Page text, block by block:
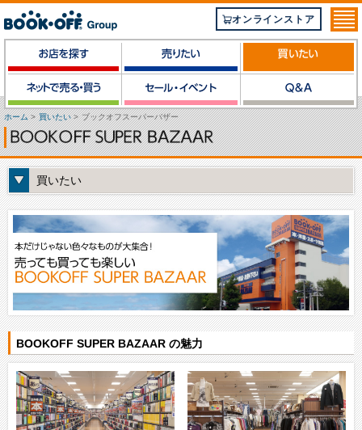
オンラインストア
ホーム> 買いたい> ブックオフスーパーバザー
買いたい
BOOKOFF SUPER BAZAAR の魅力